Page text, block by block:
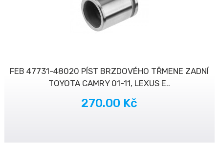
FEB 47731-48020 PÍST BRZDOVÉHO TŘMENE ZADNÍ
TOYOTA CAMRY 01-11, LEXUS E..
270.00 Kč